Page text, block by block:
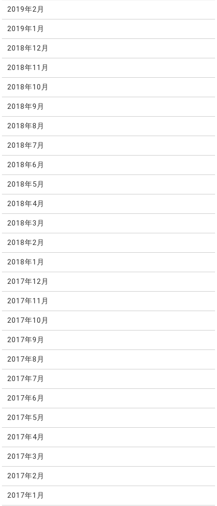
2019年2月
2019年1月
2018年12月
2018年11月
2018年10月
2018年9月
2018年8月
2018年7月
2018年6月
2018年5月
2018年4月
2018年3月
2018年2月
2018年1月
2017年12月
2017年11月
2017年10月
2017年9月
2017年8月
2017年7月
2017年6月
2017年5月
2017年4月
2017年3月
2017年2月
2017年1月